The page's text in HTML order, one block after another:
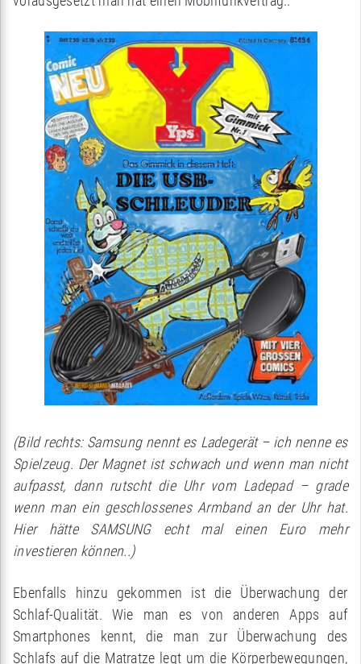
(Bild rechts: Samsung nennt es Ladegerät – ich nenne es
Spielzeug. Der Magnet ist schwach und wenn man nicht
aufpasst, dann rutscht die Uhr vom Ladepad – grade
wenn man ein geschlossenes Armband an der Uhr hat.
Hier hätte SAMSUNG echt mal einen Euro mehr
investieren können..)
Ebenfalls hinzu gekommen ist die Überwachung der
Schlaf-Qualität. Wie man es von anderen Apps auf
Smartphones kennt, die man zur Überwachung des
Schlafs auf die Matratze legt um die Körperbewegungen,